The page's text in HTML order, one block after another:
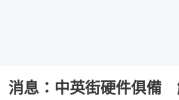
消息：中英街硬件俱備